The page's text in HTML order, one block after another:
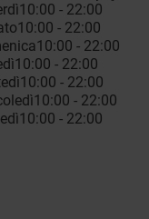
10:00 - 22:00
10:00 - 22:00
10:00 - 22:00
10:00 - 22:00
10:00 - 22:00
10:00 - 22:00
10:00 - 22:00